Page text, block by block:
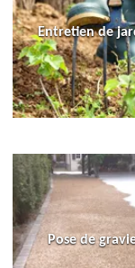
Entretien de
Pose de